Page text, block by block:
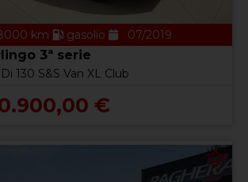
km gasolio 07/2019
3ª serie
130 S&S Van XL Club
€